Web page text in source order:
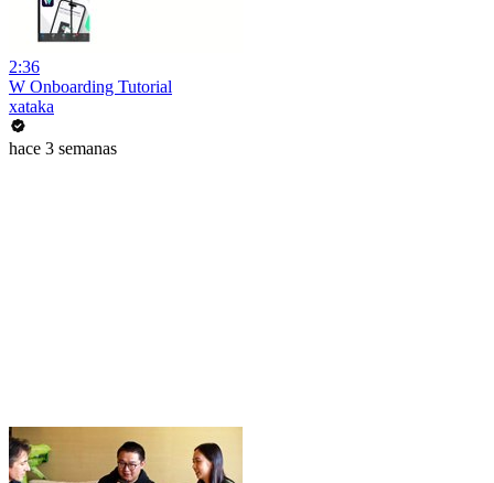
2:36
W Onboarding Tutorial
xataka
hace 3 semanas